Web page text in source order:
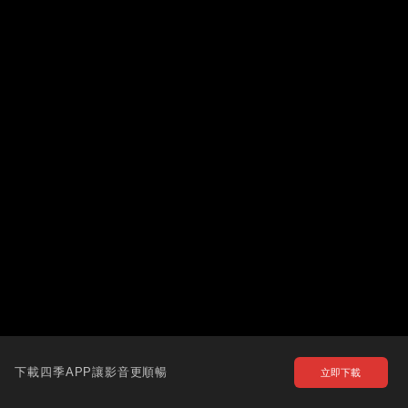
下載四季APP讓影音更順暢 立即下載